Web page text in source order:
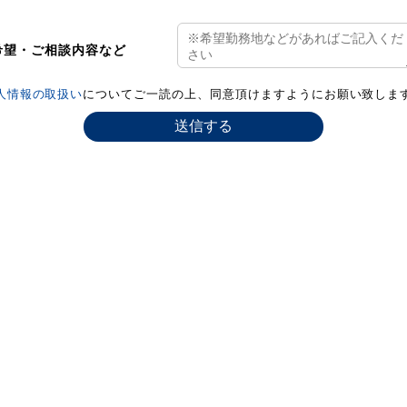
望・ご相談内容など
情報の取扱いについてご一読の上、同意頂けますようにお願い致しま